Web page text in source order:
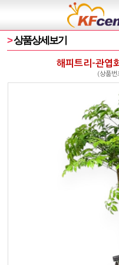
>상품상세보기
해피트리-관엽
(상품